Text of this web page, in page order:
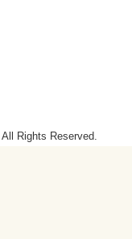
Rights Reserved.